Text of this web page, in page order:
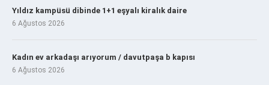
Yıldız kampüsü dibinde 1+1 eşyalı kiralık daire
6 Ağustos 2026
Kadın ev arkadaşı arıyorum / davutpaşa b kapısı
6 Ağustos 2026